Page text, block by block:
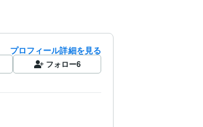
プロフィール詳細を見る
フォロー6